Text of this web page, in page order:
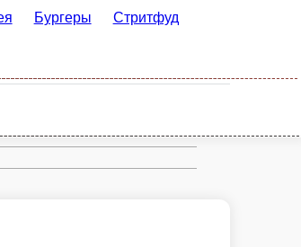
Стритфуд
Рим